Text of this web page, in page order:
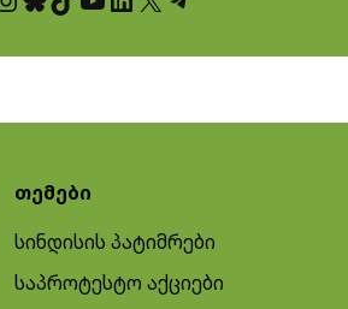
თემები
სინდისის პატიმრები
საპროტესტო აქციები